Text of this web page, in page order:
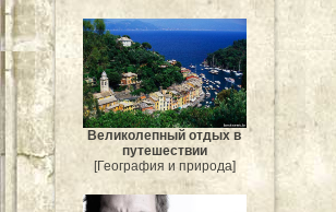
Великолепный отдых в
путешествии
[География и природа]